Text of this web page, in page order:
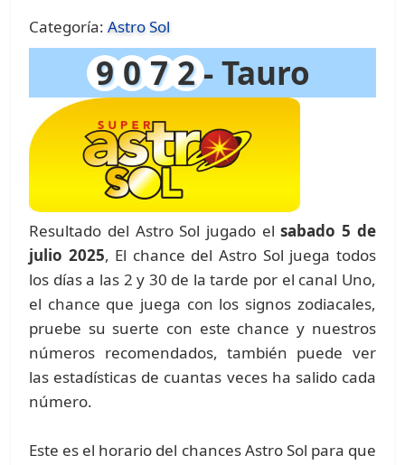
Categoría:Astro Sol
9 0 7 2- Tauro
Resultado del Astro Sol jugado elsabado 5 de
julio 2025, El chance del Astro Sol juega todos
los días a las 2 y 30 de la tarde por el canal Uno,
el chance que juega con los signos zodiacales,
pruebe su suerte con este chance y nuestros
números recomendados, también puede ver
las estadísticas de cuantas veces ha salido cada
número.
Este es el horario del chances Astro Sol para que